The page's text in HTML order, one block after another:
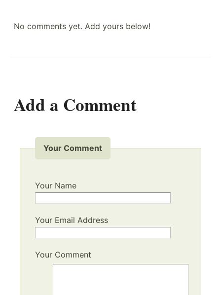
No comments yet. Add yours below!
Add a Comment
Your Comment
Your Name
Your Email Address
Your Comment